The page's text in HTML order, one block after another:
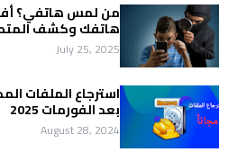
من لمس هاتفي؟
هاتفك وكشف
July 25, 2025
استرجاع الملفات
بعد الفورمات 2025
August 28, 2024